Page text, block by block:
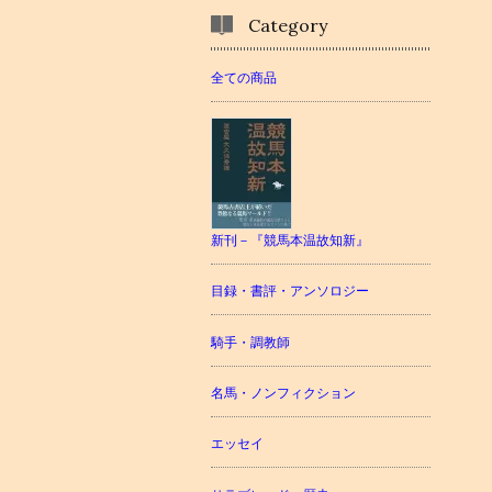
Category
全ての商品
新刊－『競馬本温故知新』
目録・書評・アンソロジー
騎手・調教師
名馬・ノンフィクション
エッセイ